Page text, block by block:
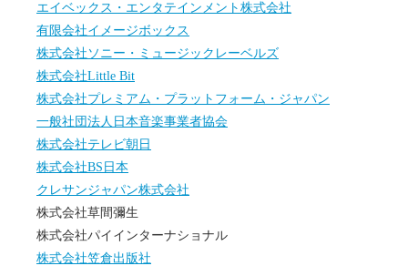
エイベックス・エンタテインメント株式会社
有限会社イメージボックス
株式会社ソニー・ミュージックレーベルズ
株式会社Little Bit
株式会社プレミアム・プラットフォーム・ジャパン
一般社団法人日本音楽事業者協会
株式会社テレビ朝日
株式会社BS日本
クレサンジャパン株式会社
株式会社草間彌生
株式会社パイインターナショナル
株式会社笠倉出版社